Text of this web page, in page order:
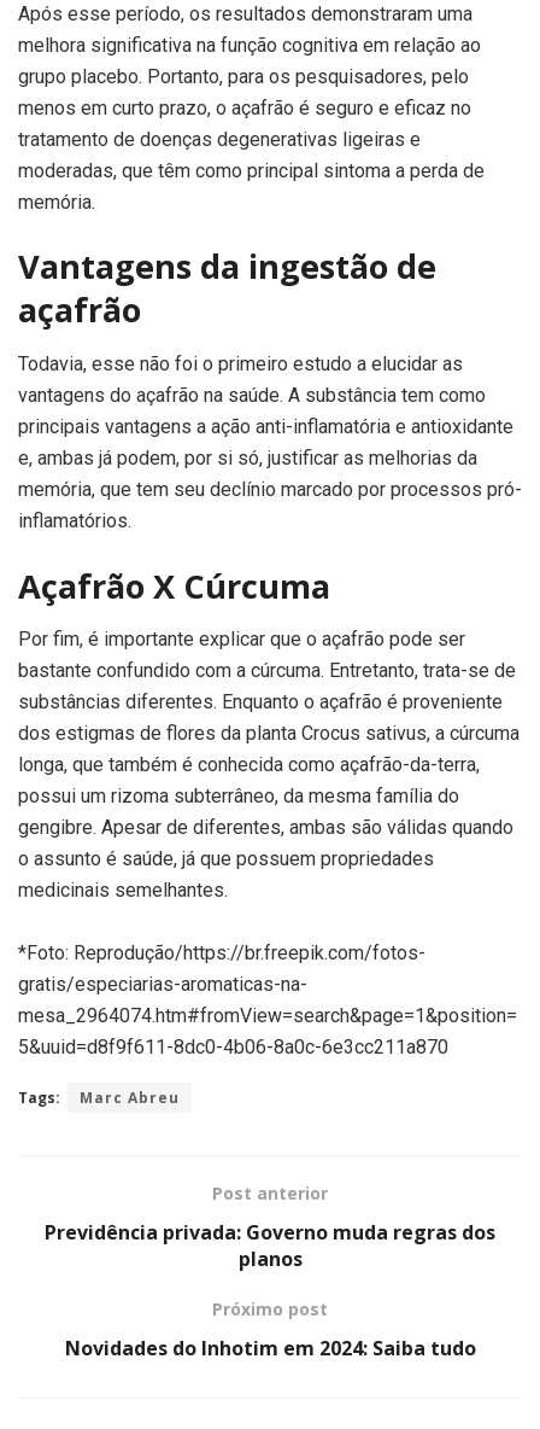
Após esse período, os resultados demonstraram uma
melhora significativa na função cognitiva em relação ao
grupo placebo. Portanto, para os pesquisadores, pelo
menos em curto prazo, o açafrão é seguro e eficaz no
tratamento de doenças degenerativas ligeiras e
moderadas, que têm como principal sintoma a perda de
memória.
Vantagens da ingestão de
açafrão
Todavia, esse não foi o primeiro estudo a elucidar as
vantagens do açafrão na saúde. A substância tem como
principais vantagens a ação anti-inflamatória e antioxidante
e, ambas já podem, por si só, justificar as melhorias da
memória, que tem seu declínio marcado por processos pró-
inflamatórios.
Açafrão X Cúrcuma
Por fim, é importante explicar que o açafrão pode ser
bastante confundido com a cúrcuma. Entretanto, trata-se de
substâncias diferentes. Enquanto o açafrão é proveniente
dos estigmas de flores da planta Crocus sativus, a cúrcuma
longa, que também é conhecida como açafrão-da-terra,
possui um rizoma subterrâneo, da mesma família do
gengibre. Apesar de diferentes, ambas são válidas quando
o assunto é saúde, já que possuem propriedades
medicinais semelhantes.
*Foto: Reprodução/https://br.freepik.com/fotos-
gratis/especiarias-aromaticas-na-
mesa_2964074.htm#fromView=search&page=1&position=
5&uuid=d8f9f611-8dc0-4b06-8a0c-6e3cc211a870
Tags: Marc Abreu
Post anterior
Previdência privada: Governo muda regras dos
planos
Próximo post
Novidades do Inhotim em 2024: Saiba tudo